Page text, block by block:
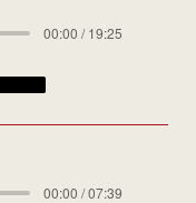
00:00 / 19:25
00:00 / 07:39